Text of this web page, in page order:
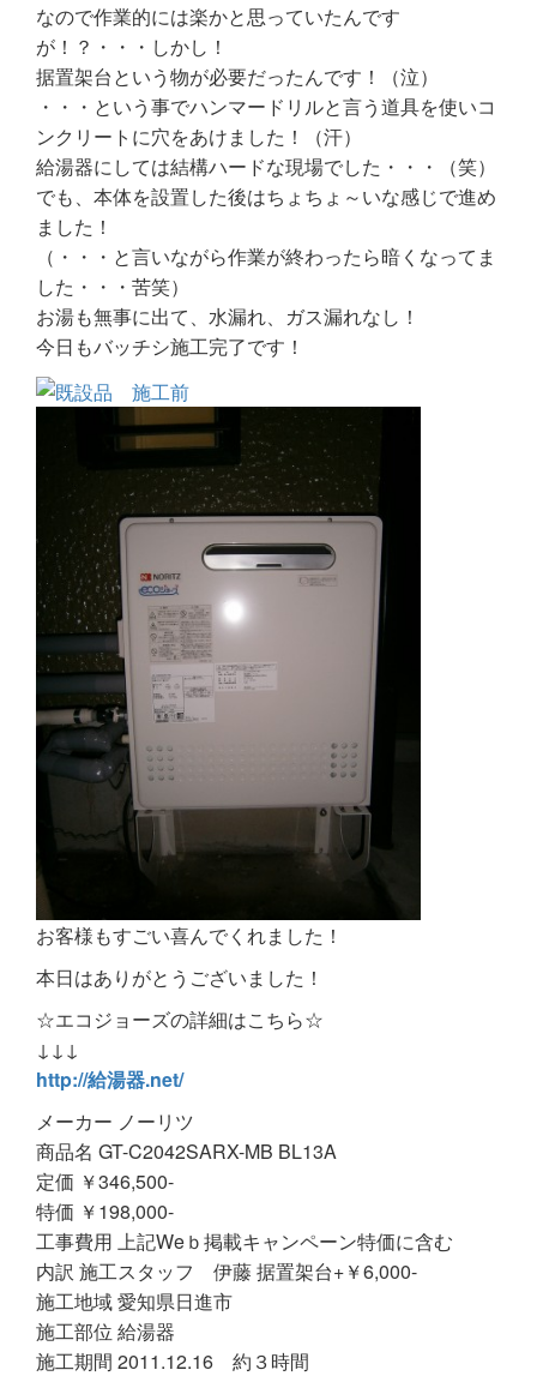
なので作業的には楽かと思っていたんです
が！？・・・しかし！
据置架台という物が必要だったんです！（泣）
・・・という事でハンマードリルと言う道具を使いコ
ンクリートに穴をあけました！（汗）
給湯器にしては結構ハードな現場でした・・・（笑）
でも、本体を設置した後はちょちょ～いな感じで進め
ました！
（・・・と言いながら作業が終わったら暗くなってま
した・・・苦笑）
お湯も無事に出て、水漏れ、ガス漏れなし！
今日もバッチシ施工完了です！
お客様もすごい喜んでくれました！
本日はありがとうございました！
☆エコジョーズの詳細はこちら☆
↓↓↓
http://給湯器.net/
メーカー ノーリツ
商品名 GT-C2042SARX-MB BL13A
定価 ￥346,500-
特価 ￥198,000-
工事費用 上記Weｂ掲載キャンペーン特価に含む
内訳 施工スタッフ 伊藤 据置架台+￥6,000-
施工地域 愛知県日進市
施工部位 給湯器
施工期間 2011.12.16 約３時間